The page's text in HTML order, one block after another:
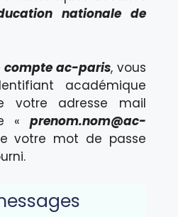
nationale de
compte ac-paris, vous
académique
votre adresse mail
«prenom.nom@ac-
votre mot de passe